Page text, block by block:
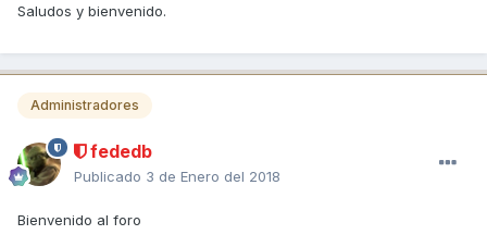
Saludos y bienvenido.
Administradores
fededb
Publicado 3 de Enero del 2018
Bienvenido al foro